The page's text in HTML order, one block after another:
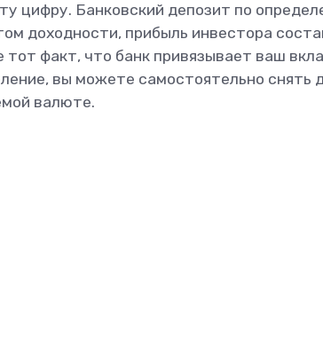
цифру. Банковский депозит по
доходности, прибыль инвестора
тот факт, что банк привязывает ваш
вы можете самостоятельно снять
валюте.